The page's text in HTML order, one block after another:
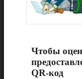
Чтобы
QR-код